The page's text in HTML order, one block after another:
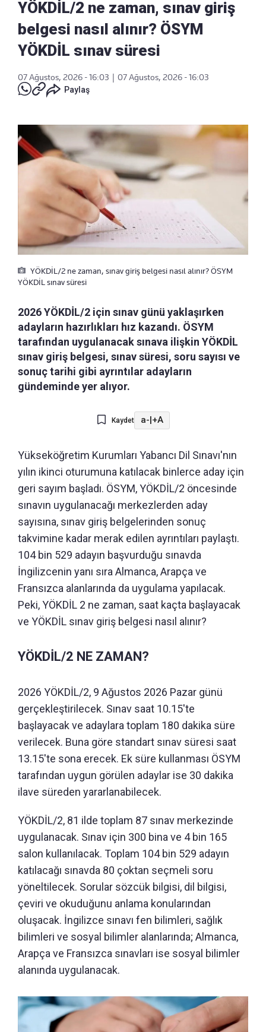
YÖKDİL/2 ne zaman, sınav giriş
belgesi nasıl alınır? ÖSYM
YÖKDİL sınav süresi
07 Ağustos, 2026 - 16:03
07 Ağustos, 2026 - 16:03
Paylaş
YÖKDİL/2 ne zaman, sınav giriş belgesi nasıl alınır? ÖSYM
YÖKDİL sınav süresi
2026 YÖKDİL/2 için sınav günü yaklaşırken
adayların hazırlıkları hız kazandı. ÖSYM
tarafından uygulanacak sınava ilişkin YÖKDİL
sınav giriş belgesi, sınav süresi, soru sayısı ve
sonuç tarihi gibi ayrıntılar adayların
gündeminde yer alıyor.
Kaydet a-|+A
Yükseköğretim Kurumları Yabancı Dil Sınavı'nın
yılın ikinci oturumuna katılacak binlerce aday için
geri sayım başladı. ÖSYM, YÖKDİL/2 öncesinde
sınavın uygulanacağı merkezlerden aday
sayısına, sınav giriş belgelerinden sonuç
takvimine kadar merak edilen ayrıntıları paylaştı.
104 bin 529 adayın başvurduğu sınavda
İngilizcenin yanı sıra Almanca, Arapça ve
Fransızca alanlarında da uygulama yapılacak.
Peki, YÖKDİL 2 ne zaman, saat kaçta başlayacak
ve YÖKDİL sınav giriş belgesi nasıl alınır?
YÖKDİL/2 NE ZAMAN?
2026 YÖKDİL/2, 9 Ağustos 2026 Pazar günü
gerçekleştirilecek. Sınav saat 10.15'te
başlayacak ve adaylara toplam 180 dakika süre
verilecek. Buna göre standart sınav süresi saat
13.15'te sona erecek. Ek süre kullanması ÖSYM
tarafından uygun görülen adaylar ise 30 dakika
ilave süreden yararlanabilecek.
YÖKDİL/2, 81 ilde toplam 87 sınav merkezinde
uygulanacak. Sınav için 300 bina ve 4 bin 165
salon kullanılacak. Toplam 104 bin 529 adayın
katılacağı sınavda 80 çoktan seçmeli soru
yöneltilecek. Sorular sözcük bilgisi, dil bilgisi,
çeviri ve okuduğunu anlama konularından
oluşacak. İngilizce sınavı fen bilimleri, sağlık
bilimleri ve sosyal bilimler alanlarında; Almanca,
Arapça ve Fransızca sınavları ise sosyal bilimler
alanında uygulanacak.